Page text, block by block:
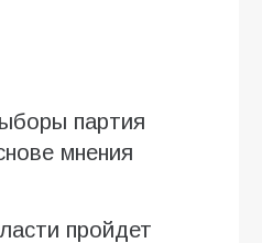
партия
мнения
пройдет